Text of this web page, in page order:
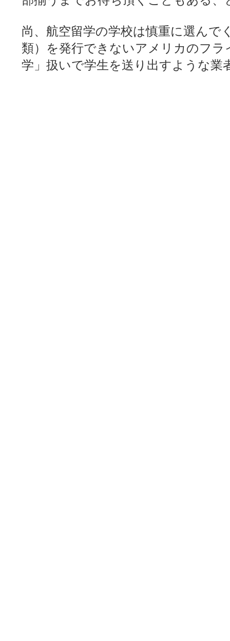
尚、航空留学の学校は慎重に選んで
類）を発行できないアメリカのフ
学」扱いで学生を送り出すような業